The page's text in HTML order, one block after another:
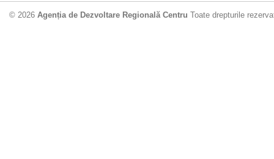
© 2026 Agenția de Dezvoltare Regională Centru Toate drepturile